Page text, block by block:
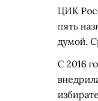
ЦИК
пять
думой.
С 2016